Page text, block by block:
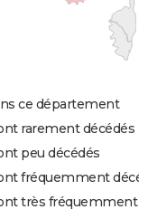
ce département
rarement décédés
peu décédés
fréquemment
très fréquemment